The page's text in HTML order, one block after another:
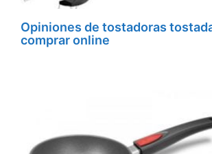
Opiniones de tostadoras
comprar online